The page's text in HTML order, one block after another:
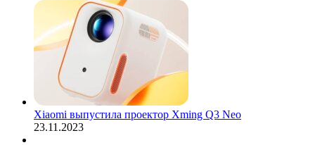
Xiaomi выпустила проектор Xming Q3 Neo
23.11.2023